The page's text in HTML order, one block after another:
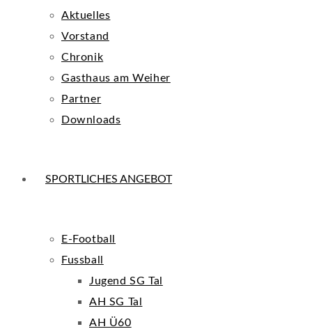
Aktuelles
Vorstand
Chronik
Gasthaus am Weiher
Partner
Downloads
SPORTLICHES ANGEBOT
E-Football
Fussball
Jugend SG Tal
AH SG Tal
AH Ü60